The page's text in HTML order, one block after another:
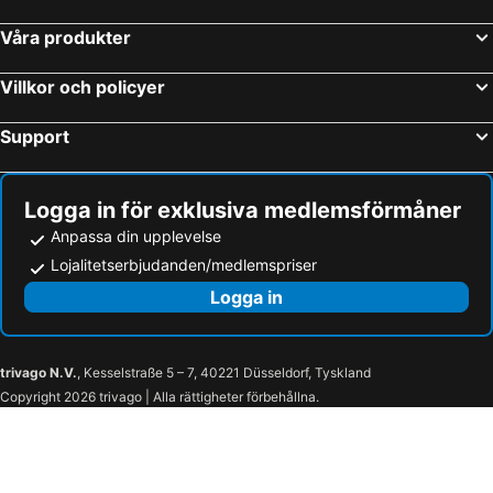
Varberg, Hallands län Hotell
Visby, Gotlands län Hotell
Kalmar, Kalmar län Hotell
Våra produkter
Villkor och policyer
Support
Logga in för exklusiva medlemsförmåner
Anpassa din upplevelse
Lojalitetserbjudanden/medlemspriser
Logga in
trivago N.V., Kesselstraße 5 – 7, 40221 Düsseldorf, Tyskland
Copyright 2026 trivago | Alla rättigheter förbehållna.